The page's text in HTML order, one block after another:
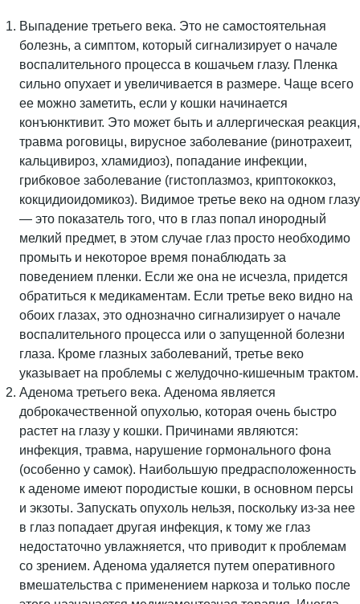
Выпадение третьего века. Это не самостоятельная
болезнь, а симптом, который сигнализирует о начале
воспалительного процесса в кошачьем глазу. Пленка
сильно опухает и увеличивается в размере. Чаще всего
ее можно заметить, если у кошки начинается
конъюнктивит. Это может быть и аллергическая реакция,
травма роговицы, вирусное заболевание (ринотрахеит,
кальцивироз, хламидиоз), попадание инфекции,
грибковое заболевание (гистоплазмоз, криптококкоз,
кокцидиоидомикоз). Видимое третье веко на одном глазу
— это показатель того, что в глаз попал инородный
мелкий предмет, в этом случае глаз просто необходимо
промыть и некоторое время понаблюдать за
поведением пленки. Если же она не исчезла, придется
обратиться к медикаментам. Если третье веко видно на
обоих глазах, это однозначно сигнализирует о начале
воспалительного процесса или о запущенной болезни
глаза. Кроме глазных заболеваний, третье веко
указывает на проблемы с желудочно-кишечным трактом.
Аденома третьего века. Аденома является
доброкачественной опухолью, которая очень быстро
растет на глазу у кошки. Причинами являются:
инфекция, травма, нарушение гормонального фона
(особенно у самок). Наибольшую предрасположенность
к аденоме имеют породистые кошки, в основном персы
и экзоты. Запускать опухоль нельзя, поскольку из-за нее
в глаз попадает другая инфекция, к тому же глаз
недостаточно увлажняется, что приводит к проблемам
со зрением. Аденома удаляется путем оперативного
вмешательства с применением наркоза и только после